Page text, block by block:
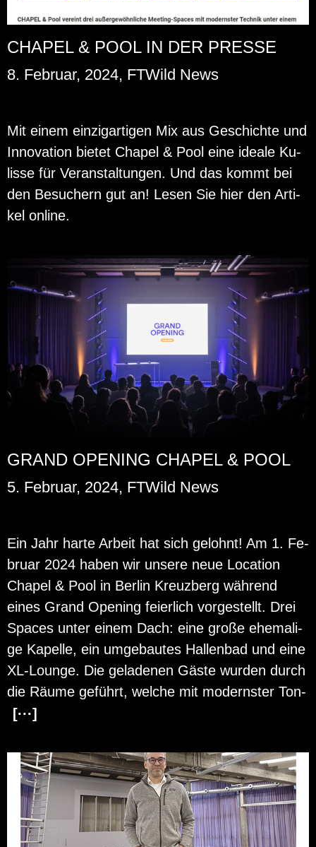
CHAPEL & POOL IN DER PRESSE
8. Februar, 2024, FTWild News
Mit einem ein­zig­ar­ti­gen Mix aus Ge­schich­te und
In­no­va­ti­on bie­tet Cha­pel & Pool eine idea­le Ku­
lis­se für Ver­an­stal­tun­gen. Und das kommt bei
den Be­su­chern gut an! Lesen Sie hier den Ar­ti­
kel on­line.
GRAND OPENING CHAPEL & POOL
5. Februar, 2024, FTWild News
Ein Jahr harte Ar­beit hat sich ge­lohnt! Am 1. Fe­
bru­ar 2024 haben wir un­se­re neue Lo­ca­ti­on
Cha­pel & Pool in Ber­lin Kreuz­berg wäh­rend
eines Grand Opening fei­er­lich vor­ge­stellt. Drei
Spaces unter einem Dach: eine große ehe­ma­li­
ge Ka­pel­le, ein um­ge­bau­tes Hal­len­bad und eine
XL-Lounge. Die ge­la­de­nen Gäste wur­den durch
die Räume ge­führt, wel­che mit mo­derns­ter Ton-
[···]